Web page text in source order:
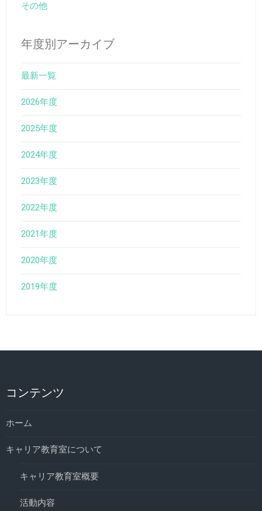
その他
年度別アーカイブ
最新一覧
2026年度
2025年度
2024年度
2023年度
2022年度
2021年度
2020年度
2019年度
コンテンツ
ホーム
キャリア教育室について
キャリア教育室概要
活動内容